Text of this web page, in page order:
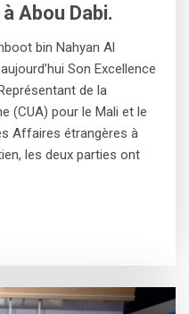
Abou Dabi.
bin Nahyan Al
Son Excellence
de la
(CUA) pour le Mali et le
Affaires étrangères à
les deux parties ont